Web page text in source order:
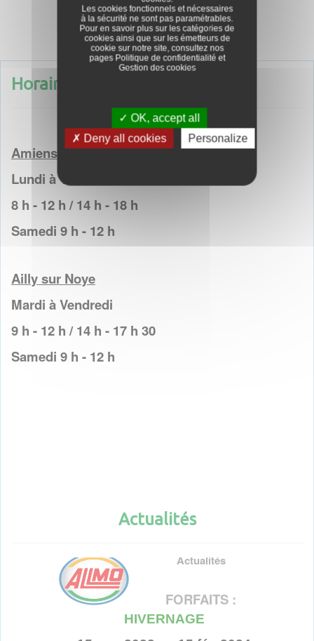
Horaires d'ouvertures
Amiens
Lundi à Vendredi
8 h - 12 h / 14 h - 18 h
Samedi 9 h - 12 h
Ailly sur Noye
Mardi à Vendredi
9 h - 12 h / 14 h - 17 h 30
Samedi 9 h - 12 h
Actualités
FORFAITS :
Les cookies fonctionnels et nécessaires
à la sécurité ne sont pas paramétrables.
Pour en savoir plus sur les catégories de
cookies ainsi que sur les émetteurs de
cookie sur notre site, consultez nos
pages Politique de confidentialité et
Gestion des cookies
OK, accept all
Deny all cookies
Personalize